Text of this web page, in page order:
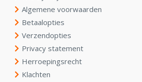
Algemene voorwaarden
Betaalopties
Verzendopties
Privacy statement
Herroepingsrecht
Klachten